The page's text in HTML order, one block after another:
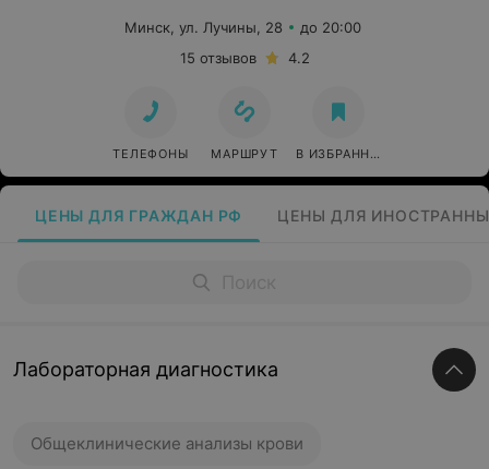
Минск, ул. Лучины, 28
до 20:00
15 отзывов
4.2
ТЕЛЕФОНЫ МАРШРУТ В ИЗБРАННОЕ
ЦЕНЫ ДЛЯ ГРАЖДАН РФ ЦЕНЫ ДЛЯ
Лабораторная диагностика
Общеклинические анализы крови